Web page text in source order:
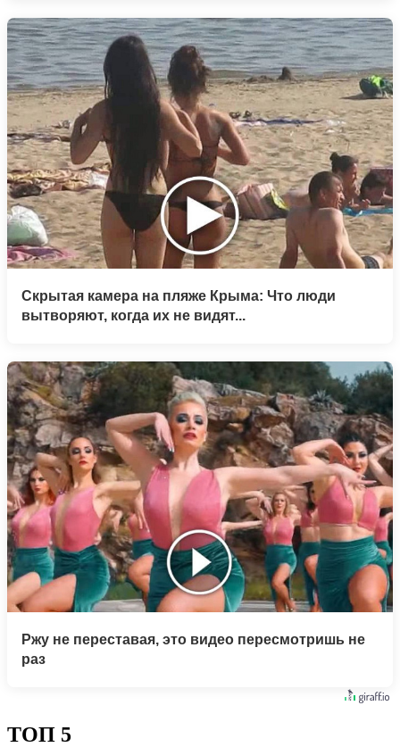
Скрытая камера на пляже Крыма: Что люди
вытворяют, когда их не видят...
Ржу не переставая, это видео пересмотришь не
раз
ТОП 5